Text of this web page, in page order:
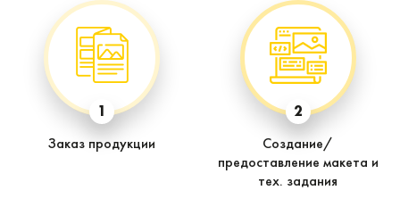
1
Заказ продукции
2
Создание/
предоставление макета и
тех. задания